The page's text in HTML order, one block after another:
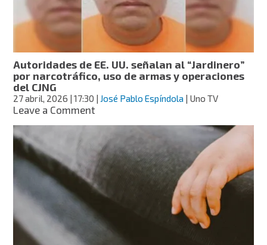
a
posible
sucesor
“Mencho”
Autoridades de EE. UU. señalan al “Jardinero”
por narcotráfico, uso de armas y operaciones
del CJNG
27 abril, 2026 | 17:30 | José Pablo Espíndola | Uno TV
Leave a Commenton
EE.
UU.
señalan
al
“Jardinero”
narcotráfico,
uso